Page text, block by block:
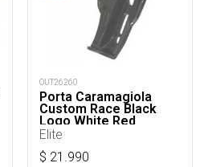
OUT26260
Porta Caramagiola
Custom Race Black
Logo White Red
Elite
$ 21.990